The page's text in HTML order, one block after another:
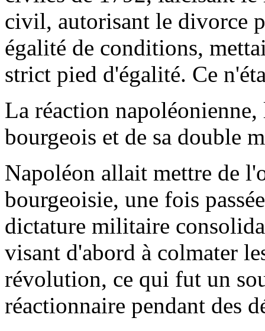
civil, autorisant le divorce
égalité de conditions,
strict pied d'égalité. Ce
La réaction
bourgeois et de sa double
Napoléon allait mettre de
bourgeoisie, une fois
dictature militaire
visant d'abord à colmater
révolution, ce qui fut un
réactionnaire pendant des